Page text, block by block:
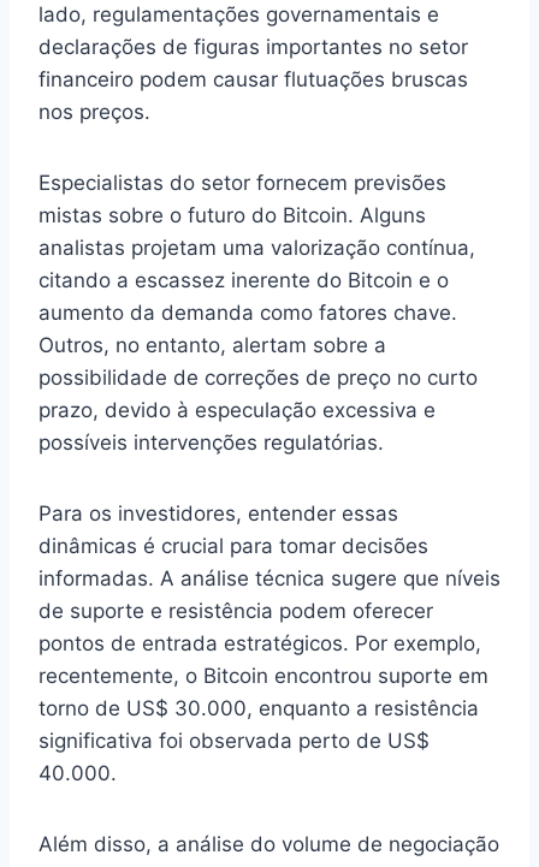
lado, regulamentações governamentais e
declarações de figuras importantes no setor
financeiro podem causar flutuações bruscas
nos preços.
Especialistas do setor fornecem previsões
mistas sobre o futuro do Bitcoin. Alguns
analistas projetam uma valorização contínua,
citando a escassez inerente do Bitcoin e o
aumento da demanda como fatores chave.
Outros, no entanto, alertam sobre a
possibilidade de correções de preço no curto
prazo, devido à especulação excessiva e
possíveis intervenções regulatórias.
Para os investidores, entender essas
dinâmicas é crucial para tomar decisões
informadas. A análise técnica sugere que níveis
de suporte e resistência podem oferecer
pontos de entrada estratégicos. Por exemplo,
recentemente, o Bitcoin encontrou suporte em
torno de US$ 30.000, enquanto a resistência
significativa foi observada perto de US$
40.000.
Além disso, a análise do volume de negociação